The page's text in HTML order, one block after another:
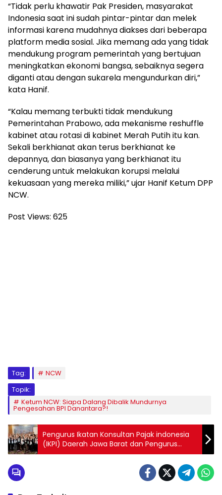
“Tidak perlu khawatir Pak Presiden, masyarakat
Indonesia saat ini sudah pintar-pintar dan melek
informasi karena mudahnya diakses dari beberapa
platform media sosial. Jika memang ada yang tidak
mendukung program pemerintah yang bertujuan
meningkatkan ekonomi bangsa, sebaiknya segera
diganti atau dengan sukarela mengundurkan diri,”
kata Hanif.
“Kalau memang terbukti tidak mendukung
Pemerintahan Prabowo, ada mekanisme reshuffle
kabinet atau rotasi di kabinet Merah Putih itu kan.
Sekali berkhianat akan terus berkhianat ke
depannya, dan biasanya yang berkhianat itu
cenderung untuk melakukan korupsi melalui
kekuasaan yang mereka miliki,” ujar Hanif Ketum DPP
NCW.
Post Views: 625
Tag:
NCW
Topik:
Ketum NCW: Siapa Dalang Dibalik Mundurnya
Pengesahan BPI Danantara?!
Pengurus Ikatan Konsultan Pajak indonesia
(IKPI) Daerah Jawa Barat dan Pengurus
Cabang IKPI Bogor, Bandung, Cirebon
Periode 2024 – 2029 Resmi Dilantik